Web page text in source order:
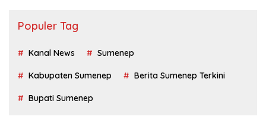
Populer Tag
Kanal News Sumenep
Kabupaten Sumenep Berita Sumenep Terkini
Bupati Sumenep